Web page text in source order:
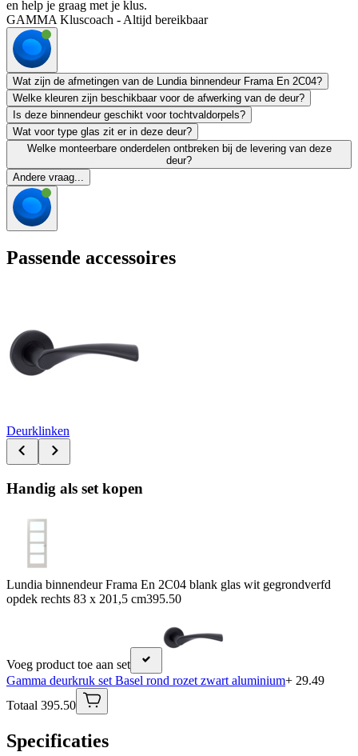
en help je graag met je klus.
GAMMA Kluscoach - Altijd bereikbaar
Wat zijn de afmetingen van de Lundia binnendeur Frama En 2C04?
Welke kleuren zijn beschikbaar voor de afwerking van de deur?
Is deze binnendeur geschikt voor tochtvaldorpels?
Wat voor type glas zit er in deze deur?
Welke monteerbare onderdelen ontbreken bij de levering van deze
deur?
Andere vraag...
Passende accessoires
Deurklinken
Handig als set kopen
Lundia binnendeur Frama En 2C04 blank glas wit gegrondverfd
opdek rechts 83 x 201,5 cm395.50
Voeg product toe aan set
Gamma deurkruk set Basel rond rozet zwart aluminium+ 29.49
Totaal 395.50
Specificaties